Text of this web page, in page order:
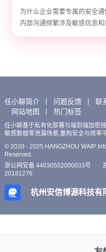
方案
为什么企业需要专属的安全
内部沟通频繁涉及敏感信息
任小聊简介 问题反馈 联
网站地图
热门标签
任小聊基于私有化部署与端到端加密
敏感数据零泄漏场景,重构安全与效率
© 2020 - 2025 HANGZHOU WAIP
Reserved.
浙公网安备 44030502000033号
20181276
杭州安信博源科技有